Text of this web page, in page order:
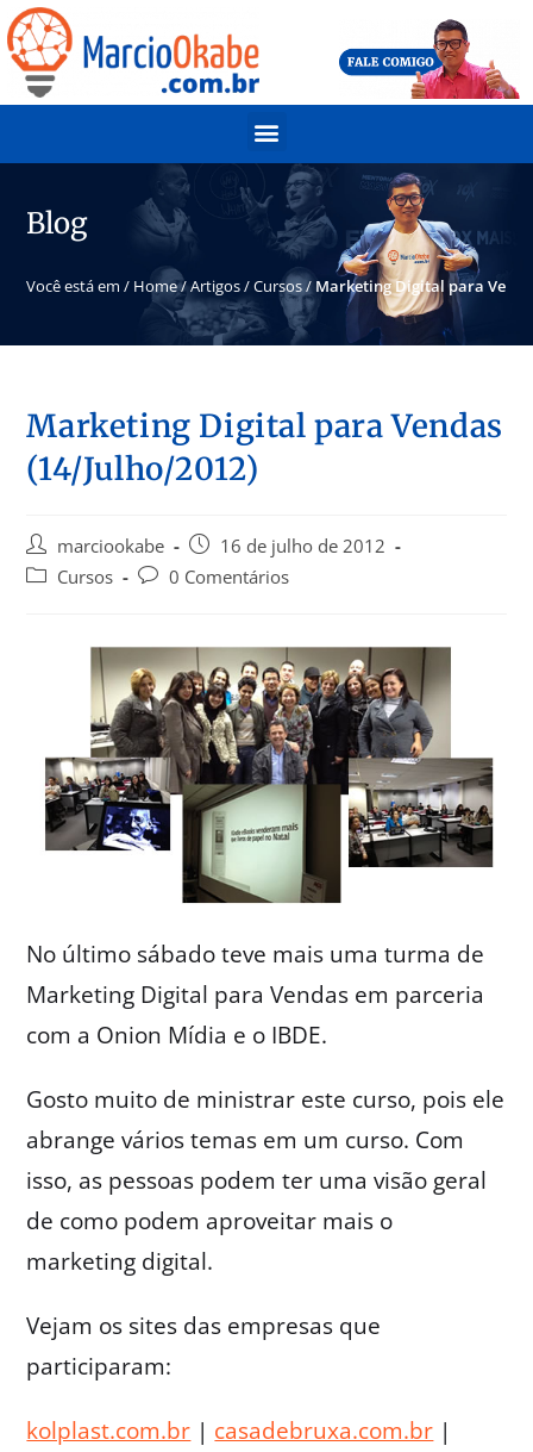
Blog
Você está em / Home/Artigos/Cursos/ Marketing Digital para
Marketing Digital para Vendas
(14/Julho/2012)
marciookabe
16 de julho de 2012
Cursos
0 Comentários
No último sábado teve mais uma turma de
Marketing Digital para Vendas em parceria
com a Onion Mídia e o IBDE.
Gosto muito de ministrar este curso, pois ele
abrange vários temas em um curso. Com
isso, as pessoas podem ter uma visão geral
de como podem aproveitar mais o
marketing digital.
Vejam os sites das empresas que
participaram:
kolplast.com.br | casadebruxa.com.br |